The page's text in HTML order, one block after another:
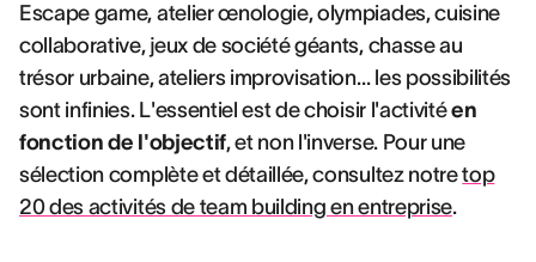
Escape game, atelier œnologie, olympiades, cuisine
collaborative, jeux de société géants, chasse au
trésor urbaine, ateliers improvisation… les possibilités
sont infinies. L'essentiel est de choisir l'activitéen
fonction de l'objectif, et non l'inverse. Pour une
sélection complète et détaillée, consultez notretop
20 des activités de team building en entreprise.